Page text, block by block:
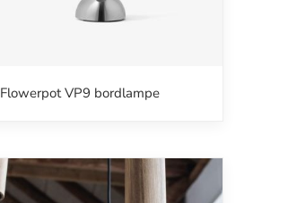
Flowerpot VP9 bordlampe